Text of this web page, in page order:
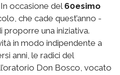
occasione del 60esimo
che cade quest’anno -
proporre una iniziativa.
in modo indipendente a
anni, le radici del
Don Bosco, vocato